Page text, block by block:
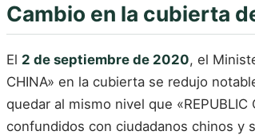
Cambio en la cubierta
El 2 de septiembre de 2020, el
CHINA» en la cubierta se redujo
quedar al mismo nivel que
confundidos con ciudadanos chinos y